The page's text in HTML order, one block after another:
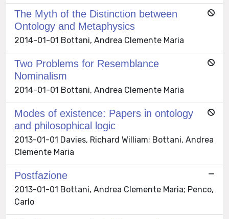
The Myth of the Distinction between
Ontology and Metaphysics
2014-01-01 Bottani, Andrea Clemente Maria
Two Problems for Resemblance
Nominalism
2014-01-01 Bottani, Andrea Clemente Maria
Modes of existence: Papers in ontology
and philosophical logic
2013-01-01 Davies, Richard William; Bottani, Andrea
Clemente Maria
Postfazione
2013-01-01 Bottani, Andrea Clemente Maria; Penco,
Carlo